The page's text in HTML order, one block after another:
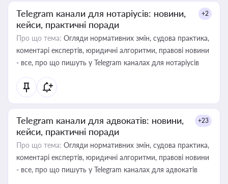
Telegram канали для нотаріусів: новини,
кейси, практичні поради
+2
Про що тема: Огляди нормативних змін, судова практика,
коментарі експертів, юридичні алгоритми, правові новини
- все, про що пишуть у Telegram каналах для нотаріусів
Telegram канали для адвокатів: новини,
кейси, практичні поради
+23
Про що тема: Огляди нормативних змін, судова практика,
коментарі експертів, юридичні алгоритми, правові новини
- все, про що пишуть у Telegram каналах для адвокатів